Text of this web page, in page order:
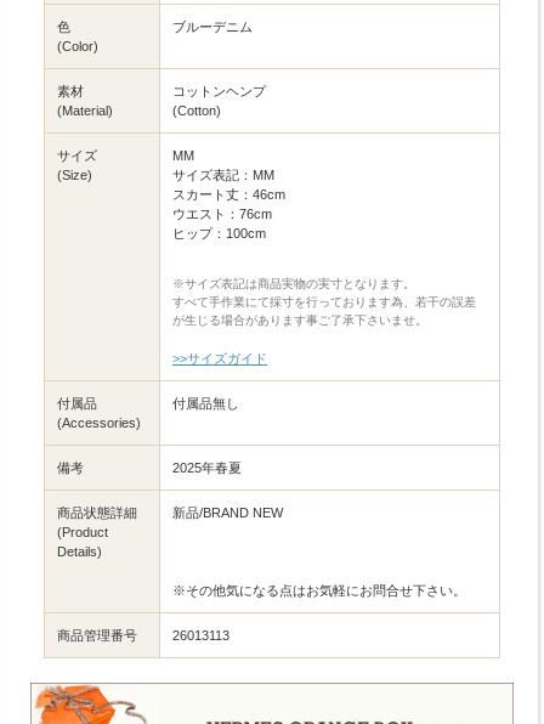
色
(Color)
ブルーデニム
素材
(Material)
コットンヘンプ
(Cotton)
サイズ
(Size)
MM
サイズ表記：MM
スカート丈：46cm
ウエスト：76cm
ヒップ：100cm
※サイズ表記は商品実物の実寸となります。
すべて手作業にて採寸を行っております為、若干の誤差
が生じる場合があります事ご了承下さいませ。
>>サイズガイド
付属品
(Accessories)
付属品無し
備考 2025年春夏
商品状態詳細
(Product
Details)
新品/BRAND NEW
※その他気になる点はお気軽にお問合せ下さい。
商品管理番号 26013113